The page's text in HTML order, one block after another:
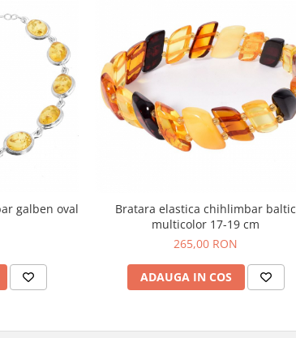
galben oval
Bratara elastica chihlimbar baltic
multicolor 17-19 cm
265,00 RON
ADAUGA IN COS